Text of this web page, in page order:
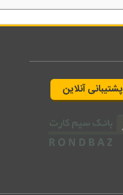
پشتیبانی آنلاین